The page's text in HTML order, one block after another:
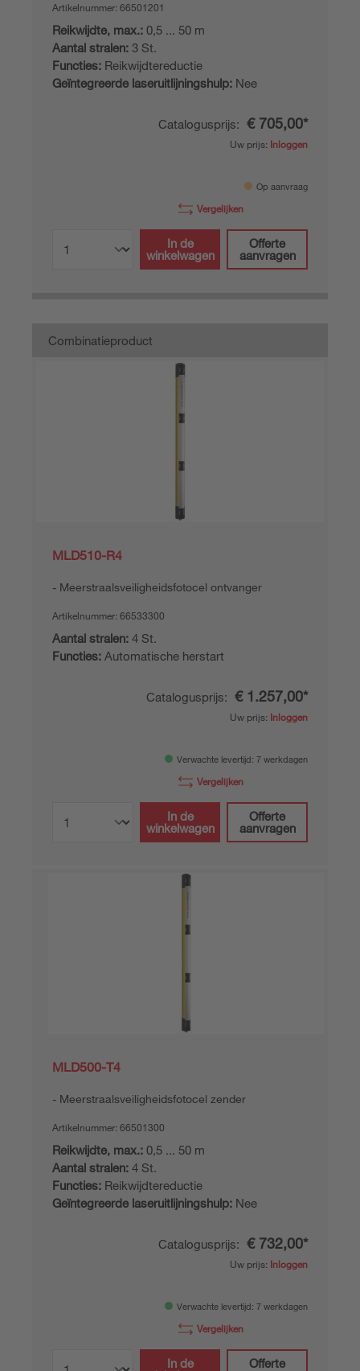
Artikelnummer: 66501201
Reikwijdte, max.: 0,5 ... 50 m
Aantal stralen: 3 St.
Functies: Reikwijdtereductie
Geïntegreerde laseruitlijningshulp: Nee
Catalogusprijs: € 705,00*
Uw prijs: Inloggen
Op aanvraag
Vergelijken
In de
winkelwagen
Offerte
aanvragen
Combinatieproduct
MLD510-R4
Meerstraalsveiligheidsfotocel ontvanger
Artikelnummer: 66533300
Aantal stralen: 4 St.
Functies: Automatische herstart
Catalogusprijs: € 1.257,00*
Uw prijs: Inloggen
Verwachte levertijd: 7 werkdagen
Vergelijken
In de
winkelwagen
Offerte
aanvragen
MLD500-T4
Meerstraalsveiligheidsfotocel zender
Artikelnummer: 66501300
Reikwijdte, max.: 0,5 ... 50 m
Aantal stralen: 4 St.
Functies: Reikwijdtereductie
Geïntegreerde laseruitlijningshulp: Nee
Catalogusprijs: € 732,00*
Uw prijs: Inloggen
Verwachte levertijd: 7 werkdagen
Vergelijken
In de
Offerte